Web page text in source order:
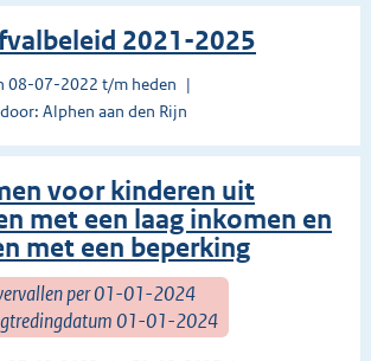
2021-2025
08-07-2022 t/m heden
Alphen aan den Rijn
voor kinderen uit
met een laag inkomen en
met een beperking
per 01-01-2024
01-01-2024